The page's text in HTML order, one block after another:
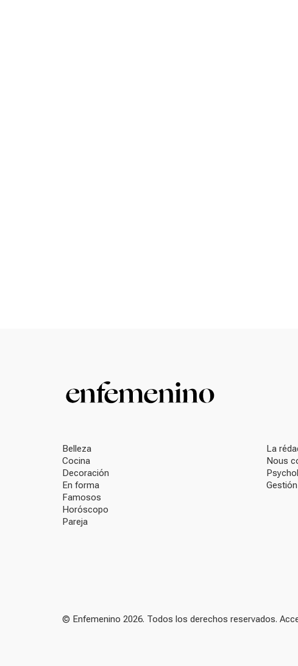
Belleza
Cocina
Decoración
En forma
Famosos
Horóscopo
Pareja
La
Nous
© Enfemenino 2026. Todos los derechos reservados.